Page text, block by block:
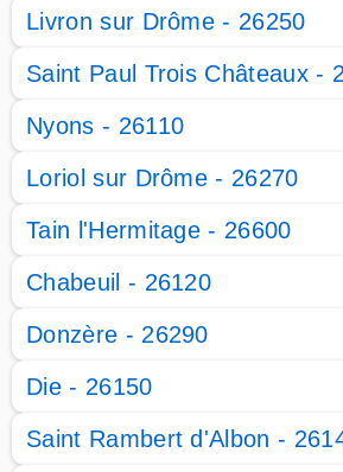
Livron sur Drôme - 26250
Saint Paul Trois Châteaux -
Nyons - 26110
Loriol sur Drôme - 26270
Tain l'Hermitage - 26600
Chabeuil - 26120
Donzère - 26290
Die - 26150
Saint Rambert d'Albon -